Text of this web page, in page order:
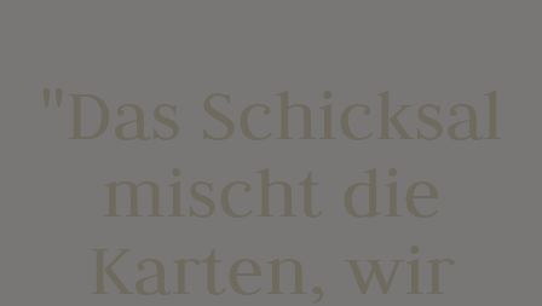
"Das Schicksal
mischt die
Karten, wir